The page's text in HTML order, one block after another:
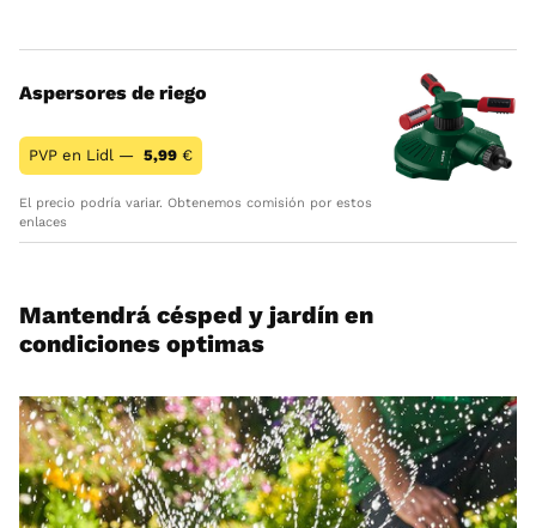
Aspersores de riego
PVP en Lidl — 5,99 €
El precio podría variar. Obtenemos comisión por estos
enlaces
Mantendrá césped y jardín en
condiciones optimas